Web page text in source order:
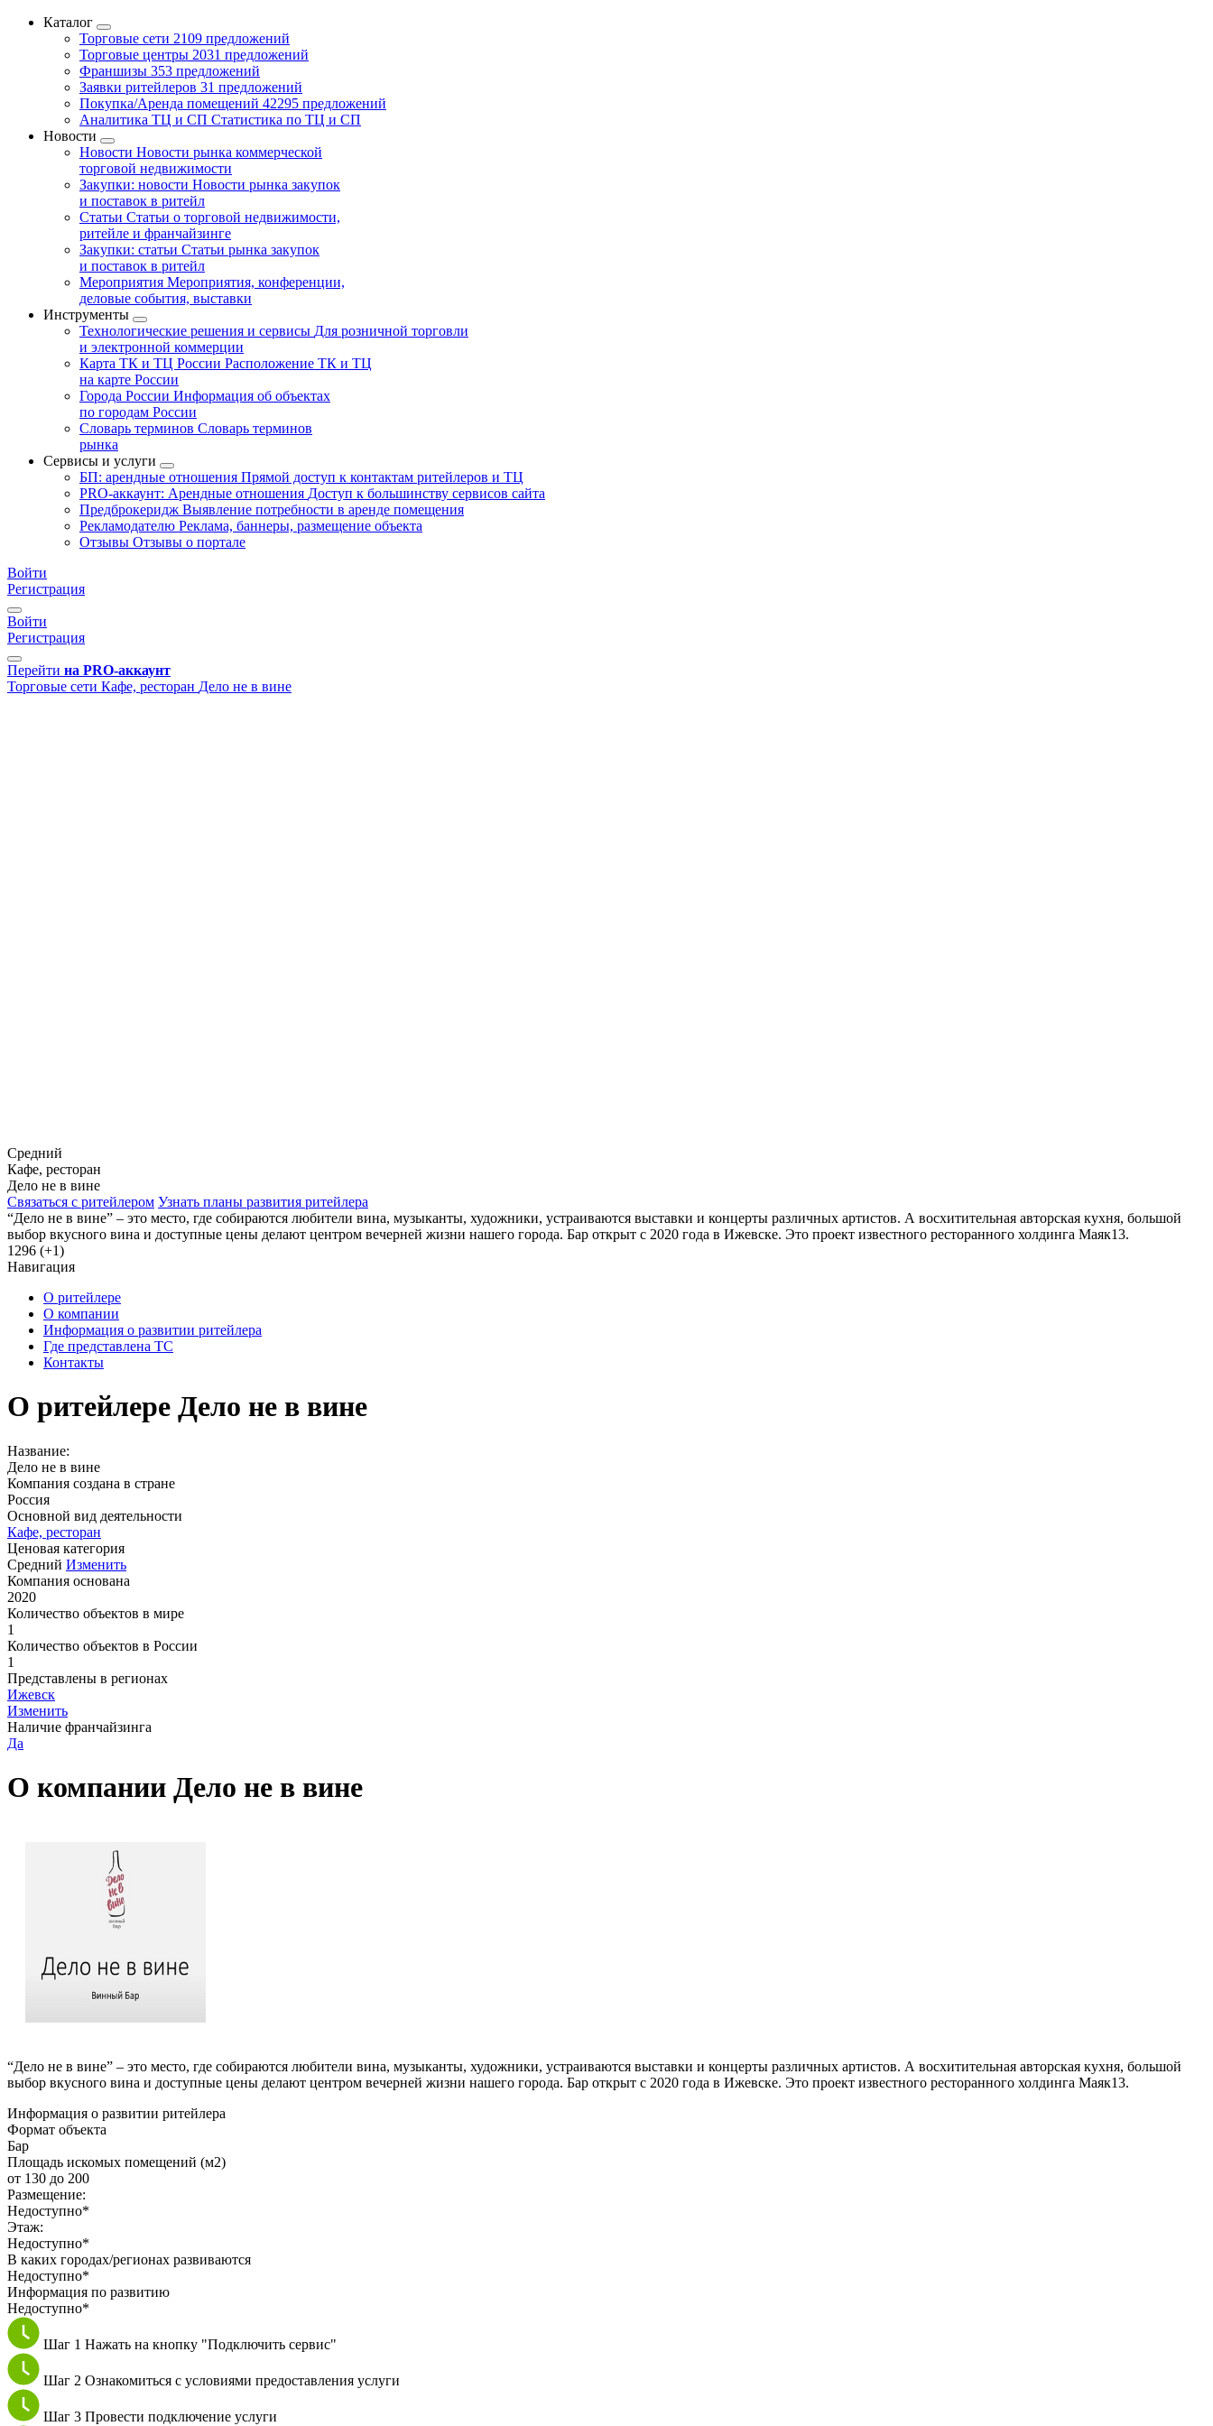
Каталог
Торговые сети 2109 предложений
Торговые центры 2031 предложений
Франшизы 353 предложений
Заявки ритейлеров 31 предложений
Покупка/Аренда помещений 42295 предложений
Аналитика ТЦ и СП Статистика по ТЦ и СП
Новости
Новости Новости рынка коммерческой
торговой недвижимости
Закупки: новости Новости рынка закупок
и поставок в ритейл
Статьи Статьи о торговой недвижимости,
ритейле и франчайзинге
Закупки: статьи Статьи рынка закупок
и поставок в ритейл
Мероприятия Мероприятия, конференции,
деловые события, выставки
Инструменты
Технологические решения и сервисы Для розничной торговли
и электронной коммерции
Карта ТК и ТЦ России Расположение ТК и ТЦ
на карте России
Города России Информация об объектах
по городам России
Словарь терминов Словарь терминов
рынка
Сервисы и услуги
БП: арендные отношения Прямой доступ к контактам ритейлеров и ТЦ
PRO-аккаунт: Арендные отношения Доступ к большинству сервисов сайта
Предброкеридж Выявление потребности в аренде помещения
Рекламодателю Реклама, баннеры, размещение объекта
Отзывы Отзывы о портале
Войти
Регистрация
Войти
Регистрация
Перейти на PRO-аккаунт
Торговые сети Кафе, ресторан Дело не в вине
Средний
Кафе, ресторан
Дело не в вине
Связаться с ритейлером Узнать планы развития ритейлера
“Дело не в вине” – это место, где собираются любители вина, музыканты, художники, устраиваются выставки и концерты различных артистов. А восхитительная авторская кухня, большой
выбор вкусного вина и доступные цены делают центром вечерней жизни нашего города. Бар открыт с 2020 года в Ижевске. Это проект известного ресторанного холдинга Маяк13.
1296 (+1)
Навигация
О ритейлере
О компании
Информация о развитии ритейлера
Где представлена ТС
Контакты
О ритейлере Дело не в вине
Название:
Дело не в вине
Компания создана в стране
Россия
Основной вид деятельности
Кафе, ресторан
Ценовая категория
Средний Изменить
Компания основана
2020
Количество объектов в мире
1
Количество объектов в России
1
Представлены в регионах
Ижевск
Изменить
Наличие франчайзинга
Да
О компании Дело не в вине
“Дело не в вине” – это место, где собираются любители вина, музыканты, художники, устраиваются выставки и концерты различных артистов. А восхитительная авторская кухня, большой
выбор вкусного вина и доступные цены делают центром вечерней жизни нашего города. Бар открыт с 2020 года в Ижевске. Это проект известного ресторанного холдинга Маяк13.
Информация о развитии ритейлера
Формат объекта
Бар
Площадь искомых помещений (м2)
от 130 до 200
Размещение:
Недоступно*
Этаж:
Недоступно*
В каких городах/регионах развиваются
Недоступно*
Информация по развитию
Недоступно*
Шаг 1 Нажать на кнопку "Подключить сервис"
Шаг 2 Ознакомиться с условиями предоставления услуги
Шаг 3 Провести подключение услуги